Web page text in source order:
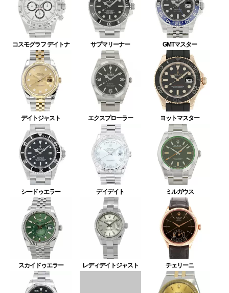
コスモグラフ デイトナ サブマリーナー GMTマスター
デイトジャスト エクスプローラー ヨットマスター
シードゥエラー デイデイト ミルガウス
スカイドゥエラー レディデイトジャスト チェリーニ